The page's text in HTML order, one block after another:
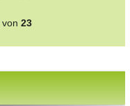
von 23